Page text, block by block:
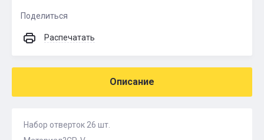
Поделиться
Распечатать
Описание
Набор отверток 26 шт.